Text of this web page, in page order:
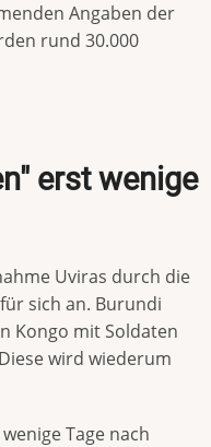
Angaben der
rund 30.000
erst wenige
Uviras durch die
sich an. Burundi
Kongo mit Soldaten
wird wiederum
Tage nach